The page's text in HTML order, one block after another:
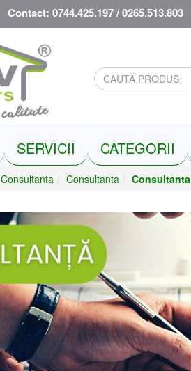
Contact: 0744.425.197 / 0265.513.803
SERVICII CATEGORII
Consultanta Consultanta Consultanta